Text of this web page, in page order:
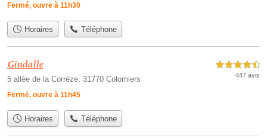
Fermé, ouvre à 11h30
Horaires Téléphone
Gindalle
5 allée de la Corrèze, 31770 Colomiers
Fermé, ouvre à 11h45
4,5 étoiles sur 5
447 avis
Horaires Téléphone